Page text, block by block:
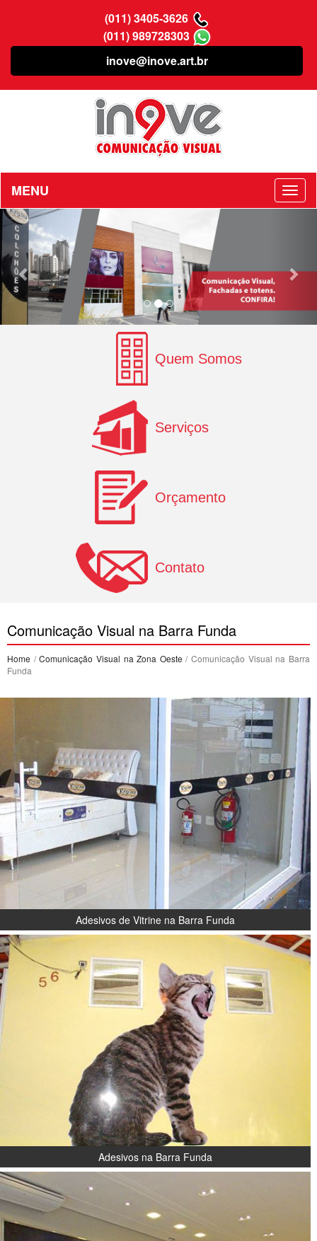
(011) 3405-3626
(011) 989728303
inove@inove.art.br
MENU
Previous
Quem Somos
Serviços
Orçamento
Contato
Comunicação Visual na Barra Funda
Home /Comunicação Visual na Zona Oeste / Comunicação Visual na Barra
Funda
Adesivos de Vitrine na Barra Funda
Adesivos na Barra Funda